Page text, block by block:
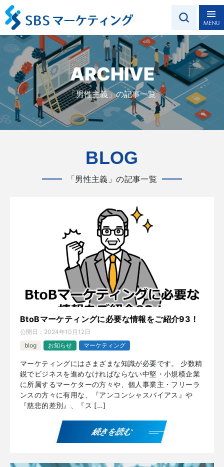
ARCHIVE
「男性主義」の記事一覧
BLOG
「男性主義」の記事一覧
BtoBマーケティングに必要な情報をご紹介93！
公開日： 2024年10月12日
blog
お知らせ マーケティング
マーケティングにはさまざまな知識が必要です。 少数精
鋭でビジネスを進めなければならない中堅・小規模企業
に所属するマーケターの方々や、個人事業主・フリーラ
ンスの方々に有用な、『アンコンシャスバイアス』や
『慈悲的差別』、『ス […]
続きを読む